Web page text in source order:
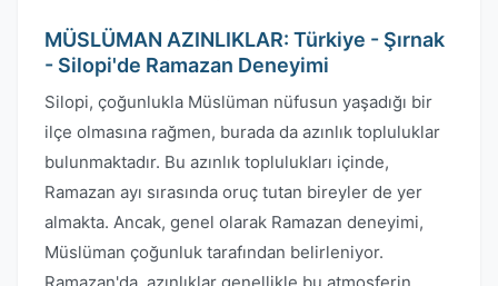
MÜSLÜMAN AZINLIKLAR: Türkiye - Şırnak
- Silopi'de Ramazan Deneyimi
Silopi, çoğunlukla Müslüman nüfusun yaşadığı bir
ilçe olmasına rağmen, burada da azınlık topluluklar
bulunmaktadır. Bu azınlık toplulukları içinde,
Ramazan ayı sırasında oruç tutan bireyler de yer
almakta. Ancak, genel olarak Ramazan deneyimi,
Müslüman çoğunluk tarafından belirleniyor.